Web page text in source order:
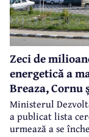
Zeci de
energetică a
Breaza, Cornu
Ministerul
a publicat lista
urmează a se